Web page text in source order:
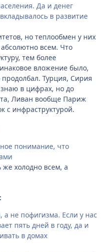
Да и денег
в развитие
но теплообмен у них
всем. Что
тем более
вложение было,
продолбал. Турция, Сирия
в цифрах, но до
Ливан вообще Париж
с инфраструктурой.
понимание, что
холодно всем, а
а не пофигизма. Если у нас
пять дней в году, да и
в домах